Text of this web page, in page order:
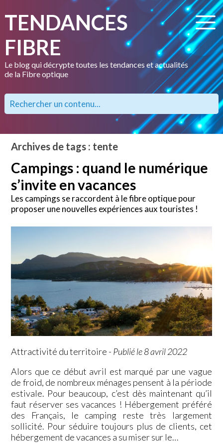
TENDANCES
FIBRE
Le blog qui décrypte toutes les tendances et actualités
de la Fibre optique
Archives de tags : tente
Campings : quand le numérique
s’invite en vacances
Les campings se raccordent à le fibre optique pour
proposer une nouvelles expériences aux touristes !
Attractivité du territoire - Publié le 8 avril 2022
Alors que ce début avril est marqué par une vague
de froid, de nombreux ménages pensent à la période
estivale. Pour beaucoup, c’est dès maintenant qu’il
faut réserver ses vacances ! Hébergement préféré
des Français, le camping reste très largement
sollicité. Pour séduire toujours plus de clients, cet
hébergement de vacances a su miser sur le…